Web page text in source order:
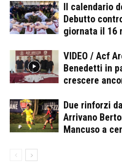
Il calendario
Debutto
giornata il 16
VIDEO / Acf
Benedetti in
crescere
Due rinforzi
Arrivano
Mancuso a